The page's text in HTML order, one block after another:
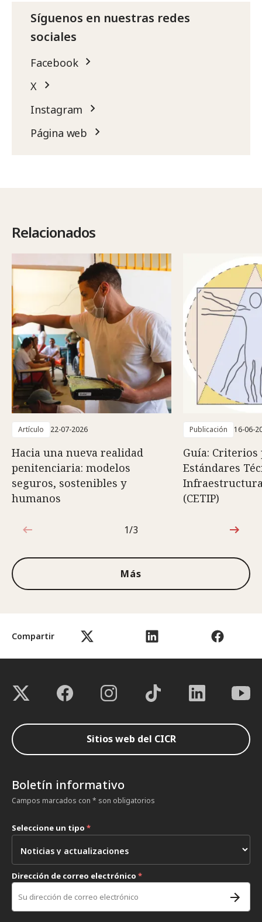
Compartir
Síguenos en nuestras redes
sociales
Facebook
X
Instagram
Página web
Relacionados
Artículo 22-07-2026
Hacia una nueva realidad
penitenciaria: modelos
seguros, sostenibles y
humanos
Publicación 16-06-
Guía: Criterios
Estándares
(CETIP)
1de3
1/3
Más
Sitios web del CICR
Boletín informativo
Campos marcados con * son obligatorios
Seleccione un tipo *
Dirección de correo electrónico *